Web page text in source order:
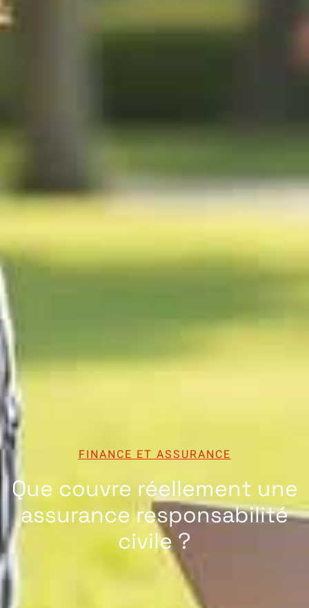
FINANCE ET ASSURANCE
Que couvre réellement une
assurance responsabilité
civile ?